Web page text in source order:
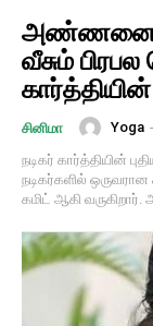
அண்ணனை
வீசும்
சினிமா Yoga -
நடிகர் கார்த்தியின்
நடிகர்களில்
கமிட் ஆகி